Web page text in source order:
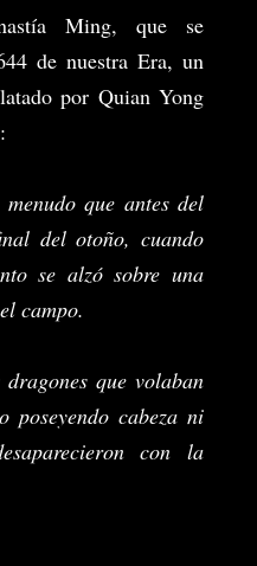
Ming, que se
de nuestra Era, un
por Quian Yong
que antes del
del otoño, cuando
se alzó sobre una
campo.
que volaban
poseyendo cabeza ni
con la